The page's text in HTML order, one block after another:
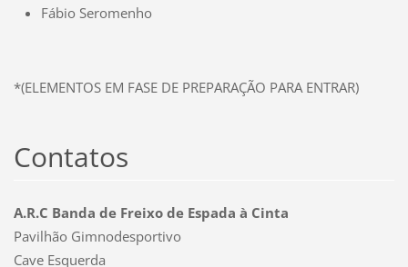
Fábio Seromenho
*(ELEMENTOS EM FASE DE PREPARAÇÃO PARA ENTRAR)
Contatos
A.R.C Banda de Freixo de Espada à Cinta
Pavilhão Gimnodesportivo
Cave Esquerda